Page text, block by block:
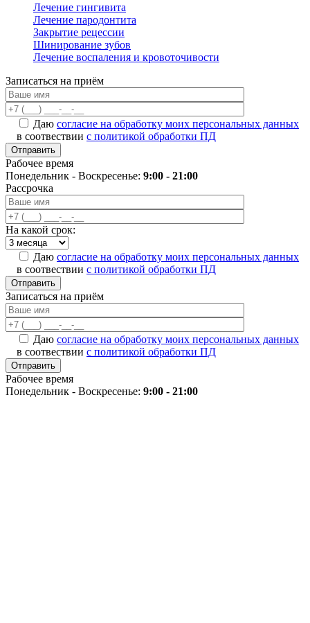
Лечение гингивита
Лечение пародонтита
Закрытие рецессии
Шинирование зубов
Лечение воспаления и кровоточивости
Записаться на приём
Даю согласие на обработку моих персональных данных
в соотвествии с политикой обработки ПД
Рабочее время
Понедельник - Воскресенье: 9:00 - 21:00
Рассрочка
На какой срок:
Даю согласие на обработку моих персональных данных
в соотвествии с политикой обработки ПД
Записаться на приём
Даю согласие на обработку моих персональных данных
в соотвествии с политикой обработки ПД
Рабочее время
Понедельник - Воскресенье: 9:00 - 21:00